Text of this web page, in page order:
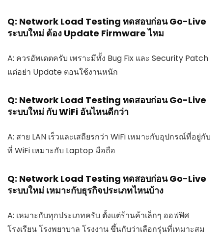
Q: Network Load Testing ทดสอบก่อน Go-Live
ระบบใหม่ ต้อง Update Firmware ไหม
A: ควรอัพเดตครับ เพราะมีทั้ง Bug Fix และ Security Patch
แต่อย่า Update ตอนใช้งานหนัก
Q: Network Load Testing ทดสอบก่อน Go-Live
ระบบใหม่ กับ WiFi อันไหนดีกว่า
A: สาย LAN เร็วและเสถียรกว่า WiFi เหมาะกับอุปกรณ์ที่อยู่กับ
ที่ WiFi เหมาะกับ Laptop มือถือ
Q: Network Load Testing ทดสอบก่อน Go-Live
ระบบใหม่ เหมาะกับธุรกิจประเภทไหนบ้าง
A: เหมาะกับทุกประเภทครับ ตั้งแต่ร้านค้าเล็กๆ ออฟฟิศ
โรงเรียน โรงพยาบาล โรงงาน ขึ้นกับว่าเลือกรุ่นที่เหมาะสม